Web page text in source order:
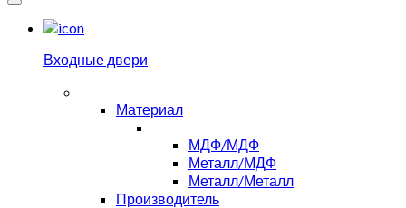
Входные двери
Материал
МДФ/МДФ
Металл/МДФ
Металл/Металл
Производитель